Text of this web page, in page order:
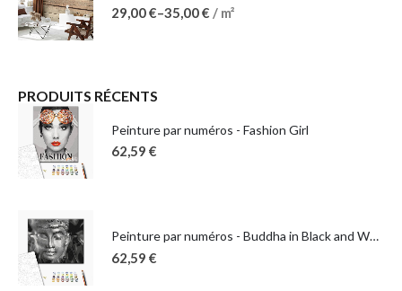
29,00€–35,00€ / m²
PRODUITS RÉCENTS
Peinture par numéros - Fashion Girl
62,59 €
Peinture par numéros - Buddha in Black and White
62,59 €